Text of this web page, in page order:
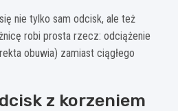
nie tylko sam odcisk, ale też
robi prosta rzecz: odciążenie
obuwia) zamiast ciągłego
z korzeniem